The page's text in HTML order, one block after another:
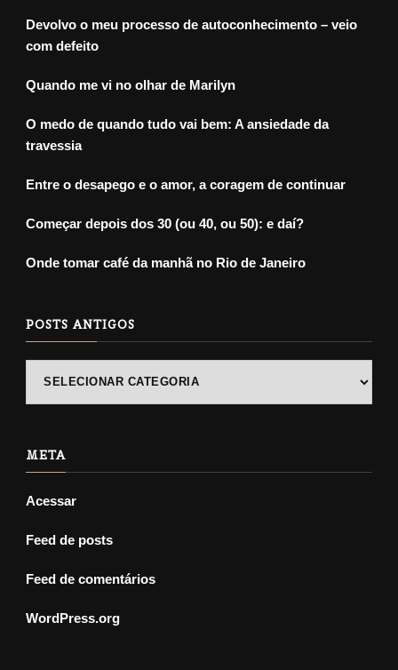
Devolvo o meu processo de autoconhecimento – veio
com defeito
Quando me vi no olhar de Marilyn
O medo de quando tudo vai bem: A ansiedade da
travessia
Entre o desapego e o amor, a coragem de continuar
Começar depois dos 30 (ou 40, ou 50): e daí?
Onde tomar café da manhã no Rio de Janeiro
POSTS ANTIGOS
META
Acessar
Feed de posts
Feed de comentários
WordPress.org